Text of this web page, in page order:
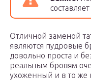
Отличной заменой
являются пудровые
довольно проста и
реальным бровям
ухоженный и в то же